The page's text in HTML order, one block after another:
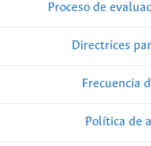
Proceso de
Directrices
Frecuencia
Política de